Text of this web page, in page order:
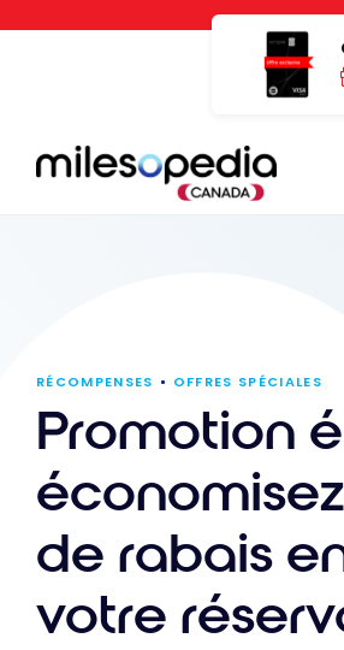
Panneau de gestion des cookies
RÉCOMPENSES OFFRES SPÉCIALES
Promotion
économisez
de rabais
votre